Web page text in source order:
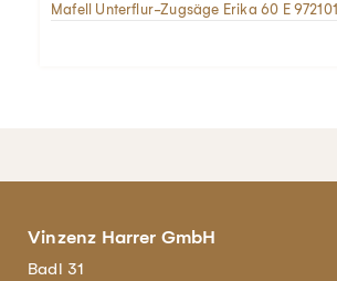
Mafell Unterflur-Zugsäge Erika 60 E 972101
Vinzenz Harrer GmbH
Badl 31